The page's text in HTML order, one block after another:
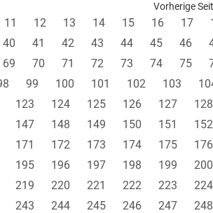
Vorherige
11 12 13 14 15 16 17
40 41 42 43 44 45 46
69 70 71 72 73 74 75
99 100 101 102 103
123 124 125 126 127 128
147 148 149 150 151 152
171 172 173 174 175 176
195 196 197 198 199 200
219 220 221 222 223 224
243 244 245 246 247 248